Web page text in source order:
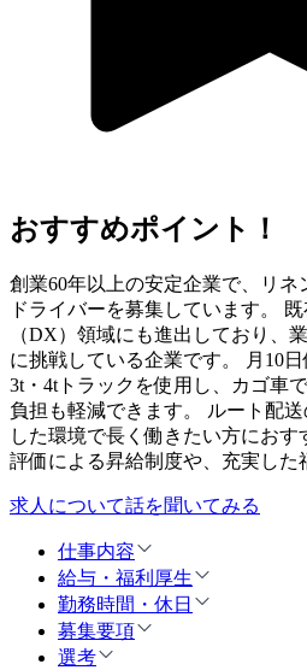
おすすめポイント！
創業60年以上の安定企業で、リ
ドライバーを募集しています。
（DX）領域にも進出しており、
に挑戦している企業です。 月10日
3t・4tトラックを使用し、カゴ車
負担も軽減できます。 ルート配
した環境で長く働きたい方にお
評価による昇給制度や、充実した
求人について話を聞いてみる
仕事内容
給与・福利厚生
勤務時間・休日
募集要項
選考